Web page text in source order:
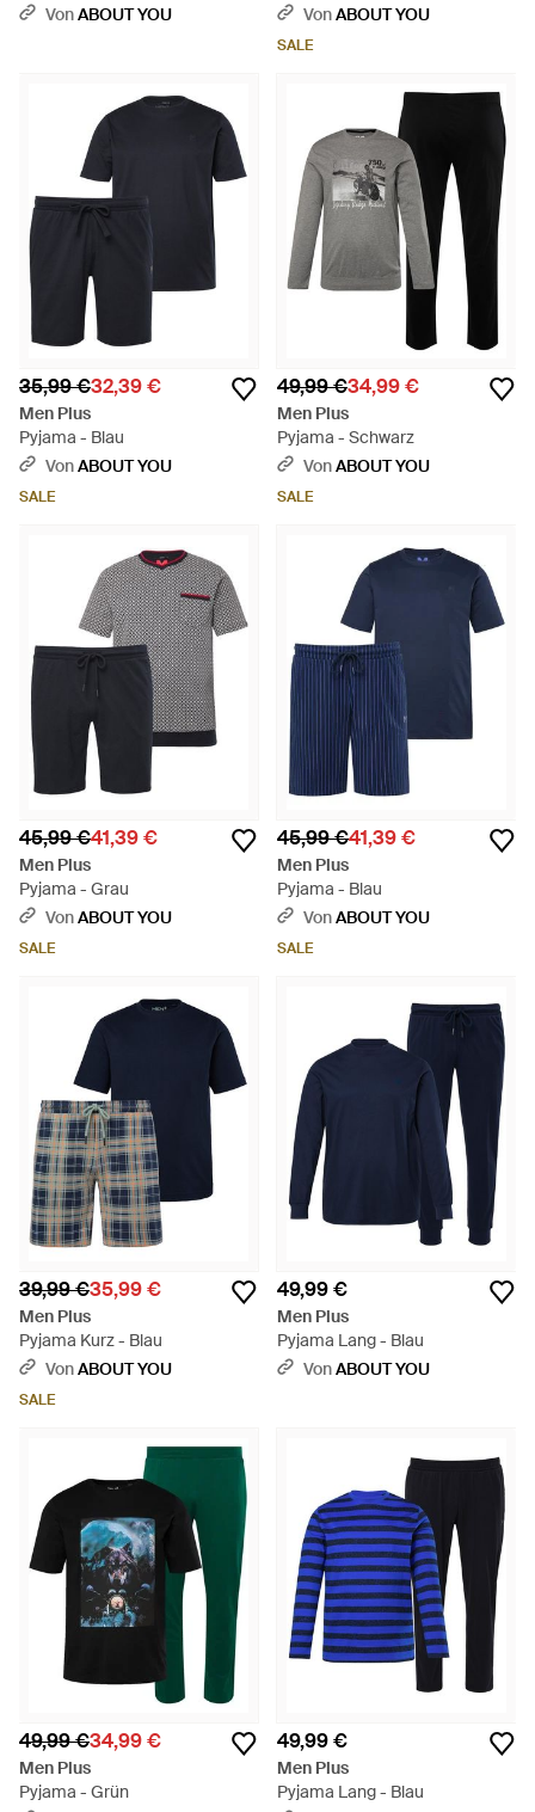
VonABOUT YOU
VonABOUT YOU
SALE
35,99 €32,39 €
Men Plus
Pyjama - Blau
VonABOUT YOU
SALE
49,99 €34,99 €
Men Plus
Pyjama - Schwarz
VonABOUT YOU
SALE
45,99 €41,39 €
Men Plus
Pyjama - Grau
VonABOUT YOU
SALE
45,99 €41,39 €
Men Plus
Pyjama - Blau
VonABOUT YOU
SALE
39,99 €35,99 €
Men Plus
Pyjama Kurz - Blau
VonABOUT YOU
SALE
49,99 €
Men Plus
Pyjama Lang - Blau
VonABOUT YOU
49,99 €34,99 €
Men Plus
Pyjama - Grün
49,99 €
Men Plus
Pyjama Lang - Blau